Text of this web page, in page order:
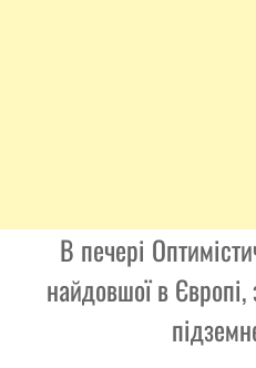
В печері
найдовшої в